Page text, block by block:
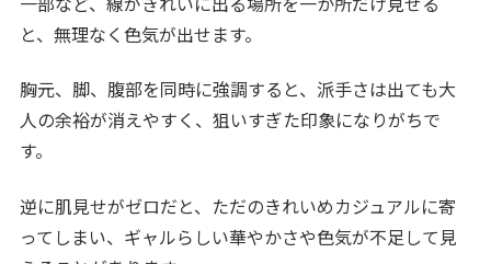
と、無理なく色気が出せます。
胸元、脚、腹部を同時に強調すると、派手さは出ても大
人の余裕が消えやすく、狙いすぎた印象になりがちで
す。
逆に肌見せがゼロだと、ただのきれいめカジュアルに寄
ってしまい、ギャルらしい華やかさや色気が不足して見